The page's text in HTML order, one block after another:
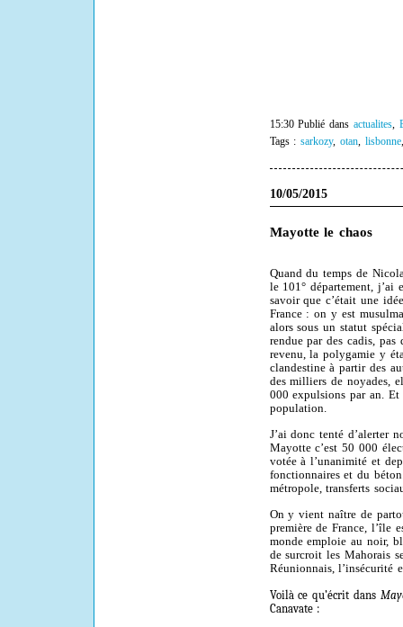
15:30 Publié dansactualites,
Tags :sarkozy,otan, lisbonne
10/05/2015
Mayotte le chaos
Quand du temps de
le 101° département, j’ai
savoir que c’était une
France : on y est
alors sous un statut
rendue par des cadis, pas
revenu, la polygamie y
clandestine à partir des
des milliers de noyades,
000 expulsions par an.
population.
J’ai donc tenté d’alerter
Mayotte c’est 50 000
votée à l’unanimité et
fonctionnaires et du
métropole, transferts
On y vient naître de
première de France, l’île
monde emploie au noir,
de surcroit les Mahorais
Réunionnais, l’insécurité
Voilà ce qu’écrit dans
Canavate :